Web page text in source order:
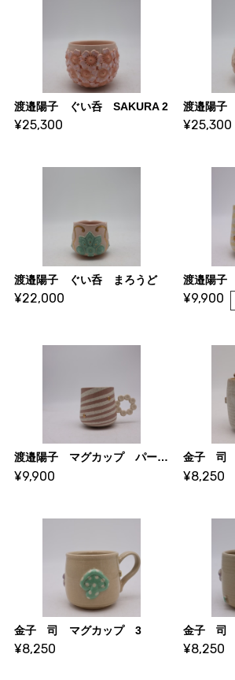
渡邉陽子 ぐい呑 SAKURA 2
¥25,300
渡邉陽
¥25,300
渡邉陽子 ぐい呑 まろうど
¥22,000
渡邉陽子
¥9,900
渡邉陽子 マグカップ パープル
¥9,900
金子 司
¥8,250
金子 司 マグカップ 3
¥8,250
金子 司
¥8,250